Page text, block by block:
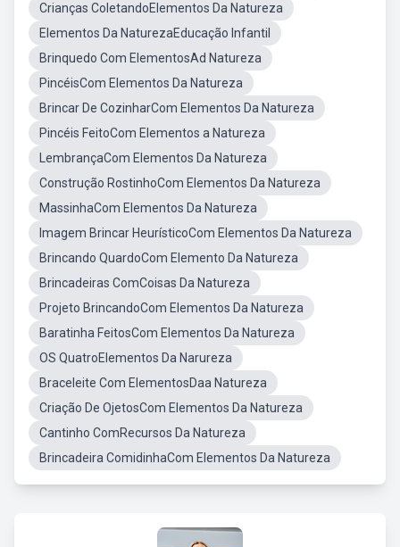
Crianças ColetandoElementos Da Natureza
Elementos Da NaturezaEducação Infantil
Brinquedo Com ElementosAd Natureza
PincéisCom Elementos Da Natureza
Brincar De CozinharCom Elementos Da Natureza
Pincéis FeitoCom Elementos a Natureza
LembrançaCom Elementos Da Natureza
Construção RostinhoCom Elementos Da Natureza
MassinhaCom Elementos Da Natureza
Imagem Brincar HeurísticoCom Elementos Da Natureza
Brincando QuardoCom Elemento Da Natureza
Brincadeiras ComCoisas Da Natureza
Projeto BrincandoCom Elementos Da Natureza
Baratinha FeitosCom Elementos Da Natureza
OS QuatroElementos Da Narureza
Braceleite Com ElementosDaa Natureza
Criação De OjetosCom Elementos Da Natureza
Cantinho ComRecursos Da Natureza
Brincadeira ComidinhaCom Elementos Da Natureza